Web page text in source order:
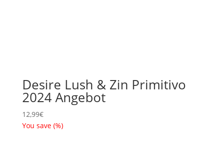
Desire Lush & Zin Primitivo
2024 Angebot
12,99€
You save (%)